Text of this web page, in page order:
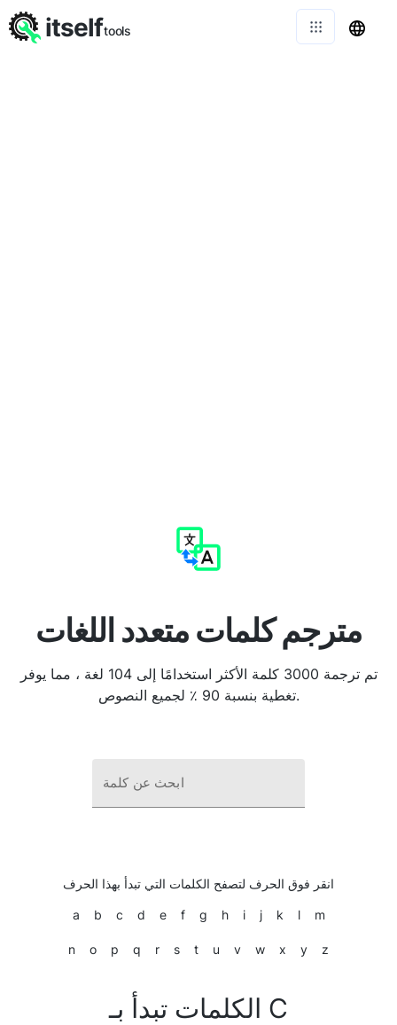
مترجم كلمات متعدد اللغات
تم ترجمة 3000 كلمة الأكثر استخدامًا إلى 104 لغة ، مما يوفر
تغطية بنسبة 90 ٪ لجميع النصوص.
ابحث عن كلمة
انقر فوق الحرف لتصفح الكلمات التي تبدأ بهذا الحرف
a b c d e f g h i j k l m
n o p q r s t u v w x y z
الكلمات تبدأ بـ C
itselftools